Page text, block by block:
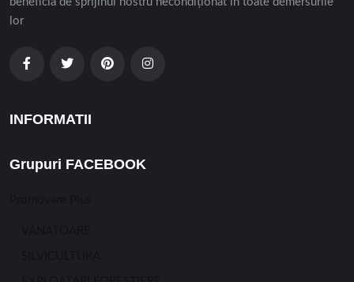
lor
INFORMATII
Grupuri FACEBOOK